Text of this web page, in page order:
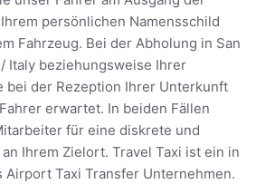
persönlichen Namensschild
Fahrzeug. Bei der Abholung in San
Italy beziehungsweise Ihrer
bei der Rezeption Ihrer Unterkunft
erwartet. In beiden Fällen
für eine diskrete und
Ihrem Zielort. Travel Taxi ist ein in
Airport Taxi Transfer Unternehmen.